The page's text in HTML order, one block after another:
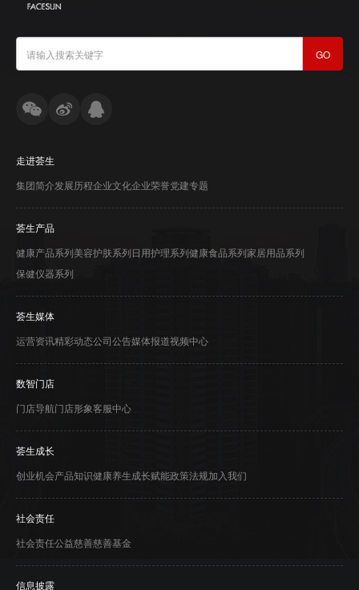
GO
走进荟生
集团简介发展历程企业文化企业荣誉党建专题
荟生产品
健康产品系列美容护肤系列日用护理系列健康食品系列家居用品系列
保健仪器系列
荟生媒体
运营资讯精彩动态公司公告媒体报道视频中心
数智门店
门店导航门店形象客服中心
荟生成长
创业机会产品知识健康养生成长赋能政策法规加入我们
社会责任
社会责任公益慈善慈善基金
信息披露